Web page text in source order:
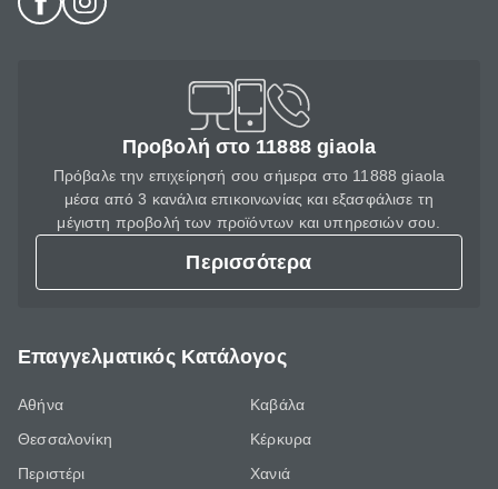
Προβολή στο 11888 giaola
Πρόβαλε την επιχείρησή σου σήμερα στο 11888 giaola
μέσα από 3 κανάλια επικοινωνίας και εξασφάλισε τη
μέγιστη προβολή των προϊόντων και υπηρεσιών σου.
Περισσότερα
Επαγγελματικός Κατάλογος
Αθήνα
Θεσσαλονίκη
Περιστέρι
Καβάλα
Κέρκυρα
Χανιά